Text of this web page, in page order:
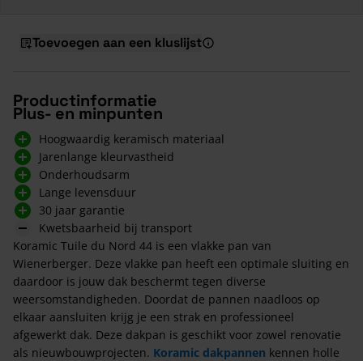
Toevoegen aan een kluslijst
Productinformatie
Plus- en minpunten
Hoogwaardig keramisch materiaal
Jarenlange kleurvastheid
Onderhoudsarm
Lange levensduur
30 jaar garantie
Kwetsbaarheid bij transport
Koramic Tuile du Nord 44 is een vlakke pan van
Wienerberger. Deze vlakke pan heeft een optimale sluiting en
daardoor is jouw dak beschermt tegen diverse
weersomstandigheden. Doordat de pannen naadloos op
elkaar aansluiten krijg je een strak en professioneel
afgewerkt dak. Deze dakpan is geschikt voor zowel renovatie
als nieuwbouwprojecten. Koramic dakpannen kennen holle